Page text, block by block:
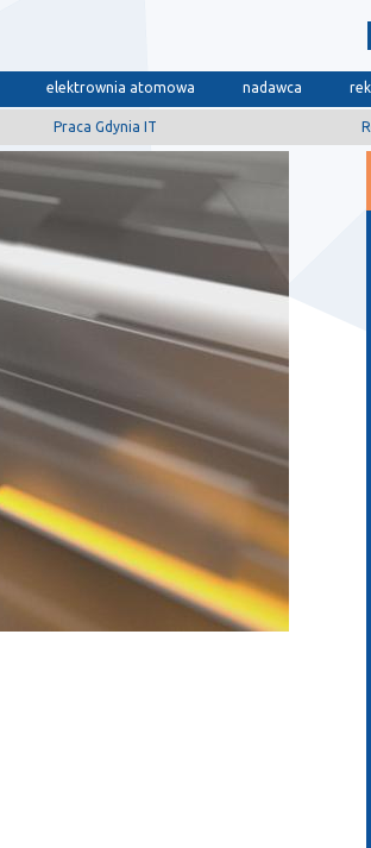
elektrownia atomowa nadawca
Praca Gdynia IT